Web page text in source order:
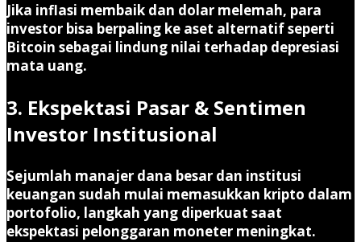
Jika inflasi membaik dan dolar melemah, para
investor bisa berpaling ke aset alternatif seperti
Bitcoin sebagai lindung nilai terhadap depresiasi
mata uang.
3. Ekspektasi Pasar & Sentimen
Investor Institusional
Sejumlah manajer dana besar dan institusi
keuangan sudah mulai memasukkan kripto dalam
portofolio, langkah yang diperkuat saat
ekspektasi pelonggaran moneter meningkat.